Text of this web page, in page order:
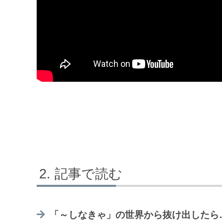
記事で読む
「～しなきゃ」の世界から抜け出した